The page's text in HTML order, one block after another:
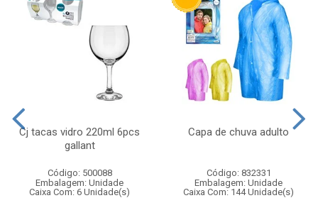
Cj tacas vidro 220ml 6pcs
gallant
Código: 500088
Embalagem: Unidade
Caixa Com: 6 Unidade(s)
Capa de chuva adulto
Código: 832331
Embalagem: Unidade
Caixa Com: 144 Unidade(s)